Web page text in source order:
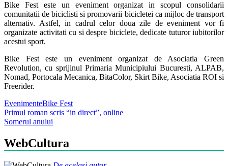
Bike Fest este un eveniment organizat in scopul consolidarii
comunitatii de biciclisti si promovarii bicicletei ca mijloc de transport
alternativ. Astfel, in cadrul celor doua zile de eveniment vor fi
organizate activitati cu si despre biciclete, dedicate tuturor iubitorilor
acestui sport.
Bike Fest este un eveniment organizat de Asociatia Green
Revolution, cu sprijinul Primaria Municipiului Bucuresti, ALPAB,
Nomad, Portocala Mecanica, BitaColor, Skirt Bike, Asociatia ROI si
Freerider.
EvenimenteBike Fest
Post
navigation
Primul roman scris “in direct”, online
Somerul anului
WebCultura